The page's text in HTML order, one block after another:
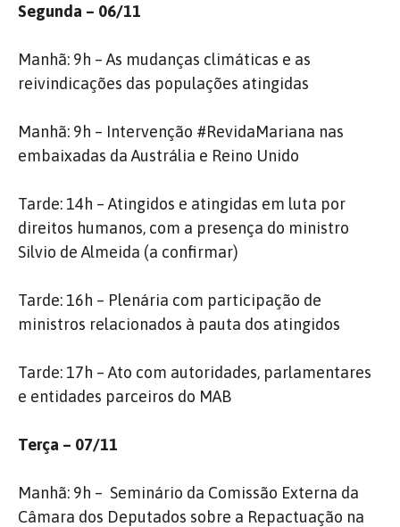
Segunda – 06/11
Manhã: 9h – As mudanças climáticas e as
reivindicações das populações atingidas
Manhã: 9h – Intervenção #RevidaMariana nas
embaixadas da Austrália e Reino Unido
Tarde: 14h – Atingidos e atingidas em luta por
direitos humanos, com a presença do ministro
Silvio de Almeida (a confirmar)
Tarde: 16h – Plenária com participação de
ministros relacionados à pauta dos atingidos
Tarde: 17h – Ato com autoridades, parlamentares
e entidades parceiros do MAB
Terça – 07/11
Manhã: 9h – Seminário da Comissão Externa da
Câmara dos Deputados sobre a Repactuação na